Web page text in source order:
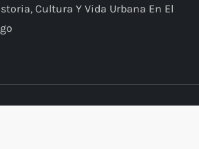
Cultura Y Vida Urbana En El